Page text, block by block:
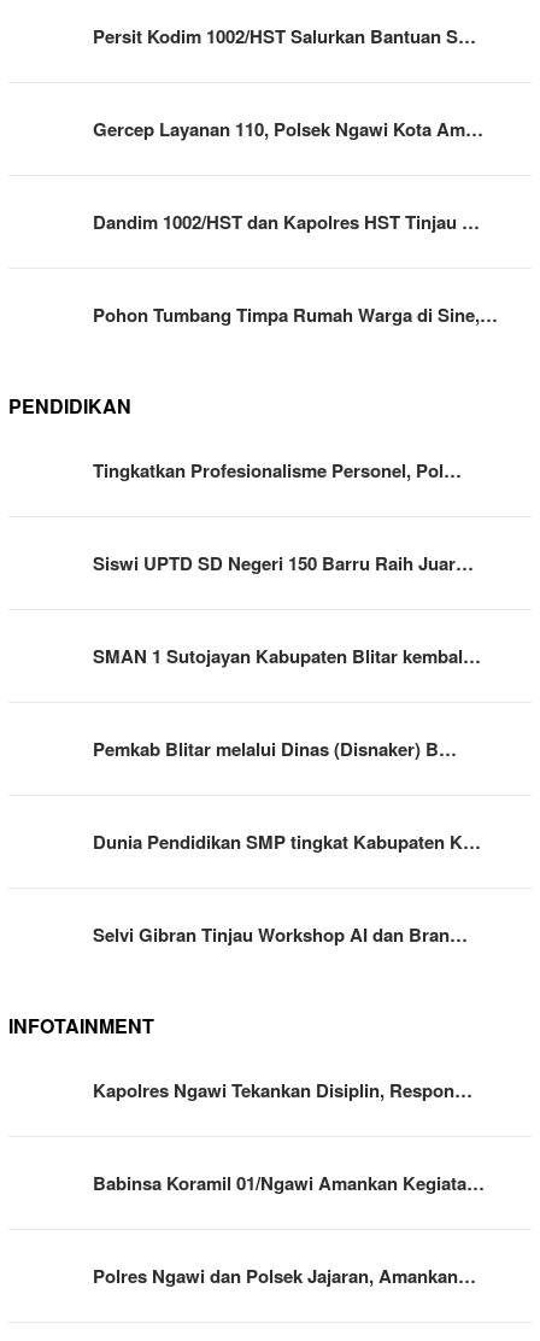
Persit Kodim 1002/HST Salurkan Bantuan S…
Gercep Layanan 110, Polsek Ngawi Kota Am…
Dandim 1002/HST dan Kapolres HST Tinjau …
Pohon Tumbang Timpa Rumah Warga di Sine,…
PENDIDIKAN
Tingkatkan Profesionalisme Personel, Pol…
Siswi UPTD SD Negeri 150 Barru Raih Juar…
SMAN 1 Sutojayan Kabupaten Blitar kembal…
Pemkab Blitar melalui Dinas (Disnaker) B…
Dunia Pendidikan SMP tingkat Kabupaten K…
Selvi Gibran Tinjau Workshop AI dan Bran…
INFOTAINMENT
Kapolres Ngawi Tekankan Disiplin, Respon…
Babinsa Koramil 01/Ngawi Amankan Kegiata…
Polres Ngawi dan Polsek Jajaran, Amankan…